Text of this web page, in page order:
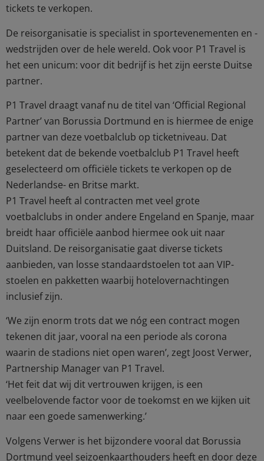
tickets te verkopen.
De reisorganisatie is specialist in sportevenementen en -
wedstrijden over de hele wereld. Ook voor P1 Travel is
het een unicum: voor dit bedrijf is het zijn eerste Duitse
partner.
P1 Travel draagt vanaf nu de titel van ‘Official Regional
Partner’ van Borussia Dortmund en is hiermee de enige
partner van deze voetbalclub op ticketniveau. Dat
betekent dat de bekende voetbalclub P1 Travel heeft
geselecteerd om officiële tickets te verkopen op de
Nederlandse- en Britse markt.
P1 Travel heeft al contracten met veel grote
voetbalclubs in onder andere Engeland en Spanje, maar
breidt haar officiële aanbod hiermee ook uit naar
Duitsland. De reisorganisatie gaat diverse tickets
aanbieden, van losse standaardstoelen tot aan VIP-
stoelen en pakketten waarbij hotelovernachtingen
inclusief zijn.
‘We zijn enorm trots dat we nóg een contract mogen
tekenen dit jaar, vooral na een periode als corona
waarin de stadions niet open waren’, zegt Joost Verwer,
Partnership Manager van P1 Travel.
‘Het feit dat wij dit vertrouwen krijgen, is een
veelbelovende factor voor de toekomst en we kijken uit
naar een goede samenwerking.’
Volgens Verwer is het bijzondere vooral dat Borussia
Dortmund veel seizoenkaarthouders heeft en door deze